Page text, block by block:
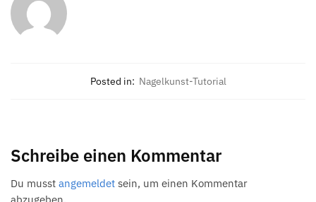
Posted in: Nagelkunst-Tutorial
Schreibe einen Kommentar
Du musst angemeldet sein, um einen Kommentar